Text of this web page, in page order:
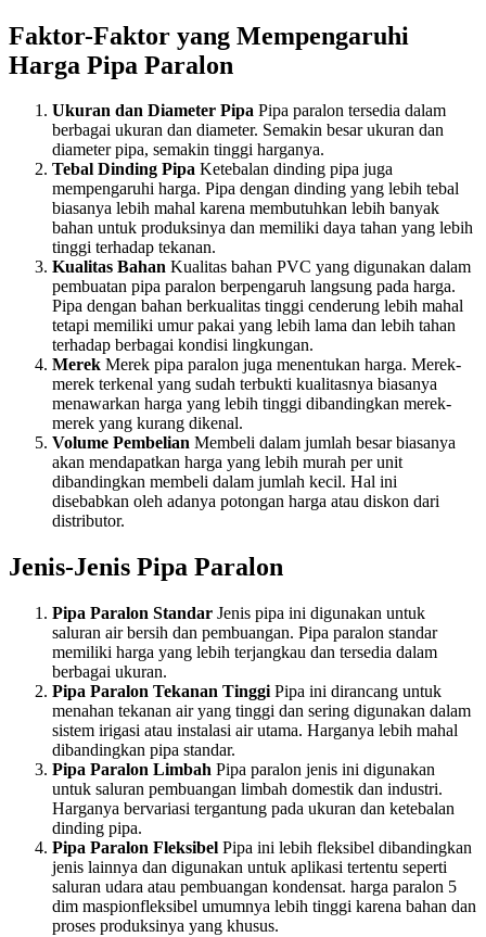
Faktor-Faktor yang Mempengaruhi
Harga Pipa Paralon
Ukuran dan Diameter Pipa Pipa paralon tersedia dalam
berbagai ukuran dan diameter. Semakin besar ukuran dan
diameter pipa, semakin tinggi harganya.
Tebal Dinding Pipa Ketebalan dinding pipa juga
mempengaruhi harga. Pipa dengan dinding yang lebih tebal
biasanya lebih mahal karena membutuhkan lebih banyak
bahan untuk produksinya dan memiliki daya tahan yang lebih
tinggi terhadap tekanan.
Kualitas Bahan Kualitas bahan PVC yang digunakan dalam
pembuatan pipa paralon berpengaruh langsung pada harga.
Pipa dengan bahan berkualitas tinggi cenderung lebih mahal
tetapi memiliki umur pakai yang lebih lama dan lebih tahan
terhadap berbagai kondisi lingkungan.
Merek Merek pipa paralon juga menentukan harga. Merek-
merek terkenal yang sudah terbukti kualitasnya biasanya
menawarkan harga yang lebih tinggi dibandingkan merek-
merek yang kurang dikenal.
Volume Pembelian Membeli dalam jumlah besar biasanya
akan mendapatkan harga yang lebih murah per unit
dibandingkan membeli dalam jumlah kecil. Hal ini
disebabkan oleh adanya potongan harga atau diskon dari
distributor.
Jenis-Jenis Pipa Paralon
Pipa Paralon Standar Jenis pipa ini digunakan untuk
saluran air bersih dan pembuangan. Pipa paralon standar
memiliki harga yang lebih terjangkau dan tersedia dalam
berbagai ukuran.
Pipa Paralon Tekanan Tinggi Pipa ini dirancang untuk
menahan tekanan air yang tinggi dan sering digunakan dalam
sistem irigasi atau instalasi air utama. Harganya lebih mahal
dibandingkan pipa standar.
Pipa Paralon Limbah Pipa paralon jenis ini digunakan
untuk saluran pembuangan limbah domestik dan industri.
Harganya bervariasi tergantung pada ukuran dan ketebalan
dinding pipa.
Pipa Paralon Fleksibel Pipa ini lebih fleksibel dibandingkan
jenis lainnya dan digunakan untuk aplikasi tertentu seperti
saluran udara atau pembuangan kondensat. harga paralon 5
dim maspionfleksibel umumnya lebih tinggi karena bahan dan
proses produksinya yang khusus.